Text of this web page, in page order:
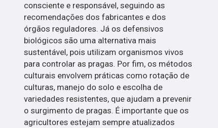
consciente e responsável, seguindo as
recomendações dos fabricantes e dos
órgãos reguladores. Já os defensivos
biológicos são uma alternativa mais
sustentável, pois utilizam organismos vivos
para controlar as pragas. Por fim, os métodos
culturais envolvem práticas como rotação de
culturas, manejo do solo e escolha de
variedades resistentes, que ajudam a prevenir
o surgimento de pragas. É importante que os
agricultores estejam sempre atualizados